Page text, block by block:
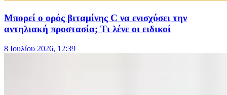
Μπορεί ο ορός βιταμίνης C να ενισχύσει την
αντηλιακή προστασία; Τι λένε οι ειδικοί
8 Ιουλίου 2026, 12:39